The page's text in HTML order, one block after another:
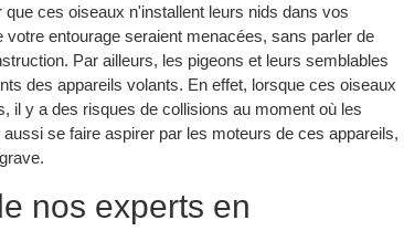
ces oiseaux n'installent leurs nids dans vos
entourage seraient menacées, sans parler de
Par ailleurs, les pigeons et leurs semblables
des appareils volants. En effet, lorsque ces oiseaux
il y a des risques de collisions au moment où les
se faire aspirer par les moteurs de ces appareils,
nos experts en